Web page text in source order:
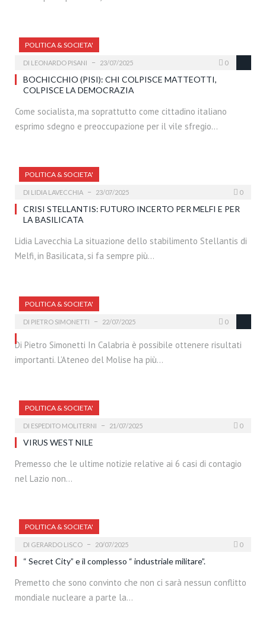
POLITICA & SOCIETA'
DI LEONARDO PISANI 23/07/2025 0
BOCHICCHIO (PISI): CHI COLPISCE MATTEOTTI,
COLPISCE LA DEMOCRAZIA
Come socialista, ma soprattutto come cittadino italiano
esprimo sdegno e preoccupazione per il vile sfregio…
POLITICA & SOCIETA'
DI LIDIA LAVECCHIA 23/07/2025 0
CRISI STELLANTIS: FUTURO INCERTO PER MELFI E PER
LA BASILICATA
Lidia Lavecchia La situazione dello stabilimento Stellantis di
Melfi, in Basilicata, si fa sempre più…
POLITICA & SOCIETA'
DI PIETRO SIMONETTI 22/07/2025 0
Di Pietro Simonetti In Calabria è possibile ottenere risultati
importanti. L’Ateneo del Molise ha più…
POLITICA & SOCIETA'
DI ESPEDITO MOLITERNI 21/07/2025 0
VIRUS WEST NILE
Premesso che le ultime notizie relative ai 6 casi di contagio
nel Lazio non…
POLITICA & SOCIETA'
DI GERARDO LISCO 20/07/2025 0
“ Secret City” e il complesso “ industriale militare”.
Premetto che sono convinto che non ci sarà nessun conflitto
mondiale nucleare a parte la…